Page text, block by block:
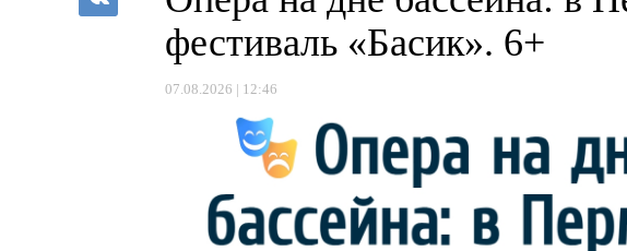
фестиваль «Басик». 6+
07.08.2026 | 12:46